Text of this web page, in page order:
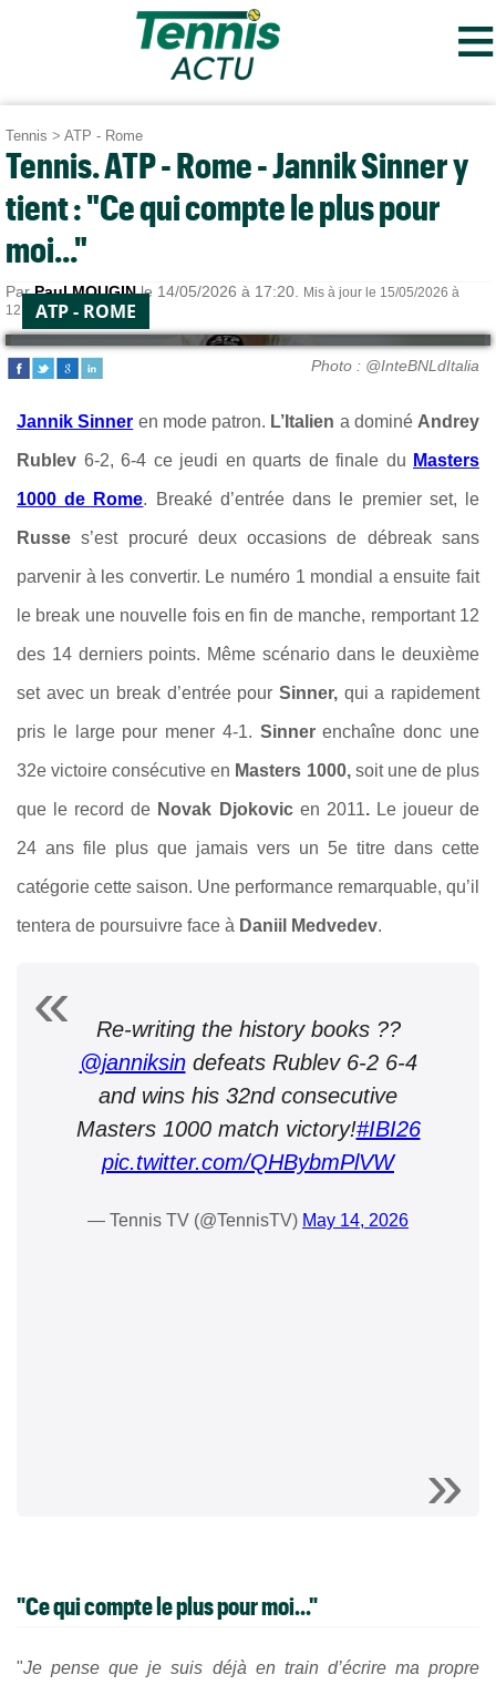
≡
Tennis > ATP - Rome
Tennis. ATP - Rome - Jannik Sinner y
tient : "Ce qui compte le plus pour
moi..."
ParPaul MOUGINle 14/05/2026 à 17:20.
Mis à jour le 15/05/2026 à
12:49.ATP - ROME
Photo : @InteBNLdItalia
Jannik Sinner en mode patron. L’Italien a dominé Andrey
Rublev 6-2, 6-4 ce jeudi en quarts de finale du Masters
1000 de Rome. Breaké d’entrée dans le premier set, le
Russe s’est procuré deux occasions de débreak sans
parvenir à les convertir. Le numéro 1 mondial a ensuite fait
le break une nouvelle fois en fin de manche, remportant 12
des 14 derniers points. Même scénario dans le deuxième
set avec un break d’entrée pour Sinner, qui a rapidement
pris le large pour mener 4-1. Sinnerenchaîne donc une
32e victoire consécutive en Masters 1000, soit une de plus
que le record de Novak Djokovicen 2011.Le joueur de
24 ans file plus que jamais vers un 5e titre dans cette
catégorie cette saison. Une performance remarquable, qu’il
tentera de poursuivre face à Daniil Medvedev.
Re-writing the history books ??
@janniksindefeats Rublev 6-2 6-4
and wins his 32nd consecutive
Masters 1000 match victory!#IBI26
pic.twitter.com/QHBybmPlVW
— Tennis TV (@TennisTV) May 14, 2026
"Ce qui compte le plus pour moi..."
"Je pense que je suis déjà en train d’écrire ma propre